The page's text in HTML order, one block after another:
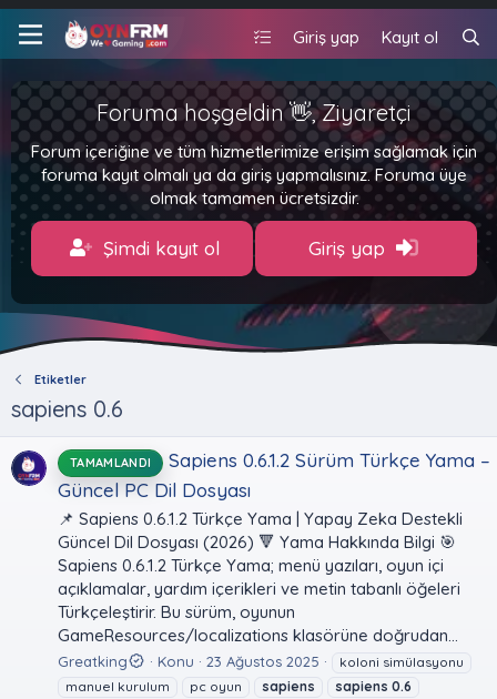
Giriş yap Kayıt ol
Foruma hoşgeldin 👋, Ziyaretçi
Forum içeriğine ve tüm hizmetlerimize erişim sağlamak için
foruma kayıt olmalı ya da giriş yapmalısınız. Foruma üye
olmak tamamen ücretsizdir.
Şimdi kayıt ol Giriş yap
Etiketler
sapiens 0.6
TAMAMLANDI
Sapiens 0.6.1.2 Sürüm Türkçe Yama –
Güncel PC Dil Dosyası
📌 Sapiens 0.6.1.2 Türkçe Yama | Yapay Zeka Destekli
Güncel Dil Dosyası (2026) 🔻 Yama Hakkında Bilgi 🎯
Sapiens 0.6.1.2 Türkçe Yama; menü yazıları, oyun içi
açıklamalar, yardım içerikleri ve metin tabanlı öğeleri
Türkçeleştirir. Bu sürüm, oyunun
GameResources/localizations klasörüne doğrudan...
Greatking Konu 23 Ağustos 2025
koloni simülasyonu
manuel kurulum
pc oyun sapiens sapiens 0.6